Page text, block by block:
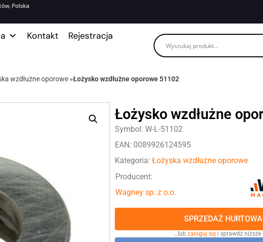
Polska
Kontakt
Rejestracja
wzdłużne oporowe »Łożysko wzdłużne oporowe 51102
Łożysko wzdłużne
Symbol: W-L-51102
EAN: 0089926124595
Kategoria: Łożyska wzdłużne oporowe
Producent:
Wagney sp. z o.o.
SPRZEDAŻ
…lub zaloguj się i sprawdź niższe